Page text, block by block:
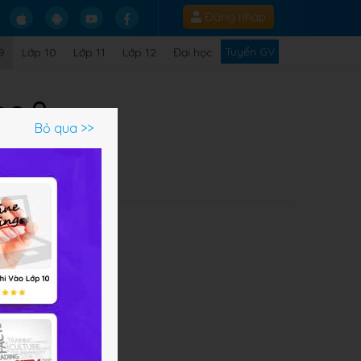
Đăng nhập
Lớp 10 Lớp 11 Lớp 12 Đại học Tuyển GV
9
Bỏ qua >>